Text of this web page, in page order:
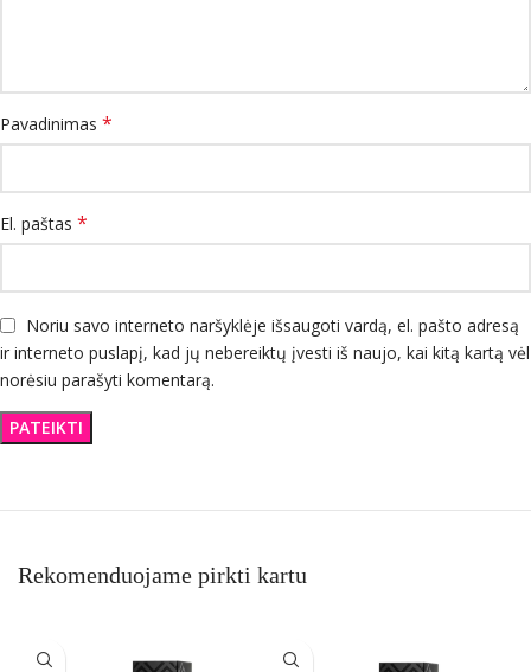
Pavadinimas *
El. paštas *
Noriu savo interneto naršyklėje išsaugoti vardą, el. pašto adresą
ir interneto puslapį, kad jų nebereiktų įvesti iš naujo, kai kitą kartą vėl
norėsiu parašyti komentarą.
Rekomenduojame pirkti kartu